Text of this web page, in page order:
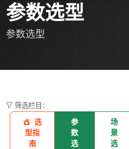
参数选型
参数选型
筛选栏目：
选
型指
南
参
数
选
场
景
选